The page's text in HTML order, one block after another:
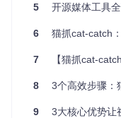
基础下载操作异常简
用的分辨率选项、音
户也能快速上手。
图：bilibili-
5 开源媒体工具全解
6 猫抓cat-catch：5
7 【猫抓cat-catch】
8 3个高效步骤：猫抓
9 3大核心优势让